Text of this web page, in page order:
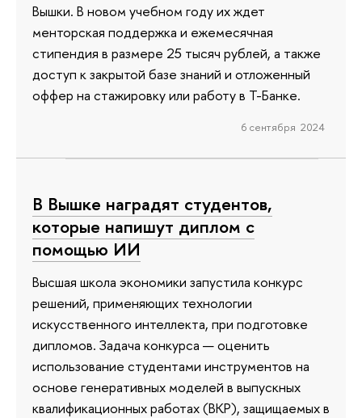
Вышки. В новом учебном году их ждет
менторская поддержка и ежемесячная
стипендия в размере 25 тысяч рублей, а также
доступ к закрытой базе знаний и отложенный
оффер на стажировку или работу в Т-Банке.
6 сентября 2024
В Вышке наградят студентов,
которые напишут диплом с
помощью ИИ
Высшая школа экономики запустила конкурс
решений, применяющих технологии
искусственного интеллекта, при подготовке
дипломов. Задача конкурса — оценить
использование студентами инструментов на
основе генеративных моделей в выпускных
квалификационных работах (ВКР), защищаемых в